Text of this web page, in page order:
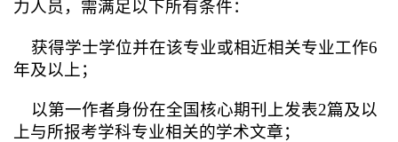
力人员，需满足以下所有条件：
获得学士学位并在该专业或相近相关专业工作6
年及以上；
以第一作者身份在全国核心期刊上发表2篇及以
上与所报考学科专业相关的学术文章；